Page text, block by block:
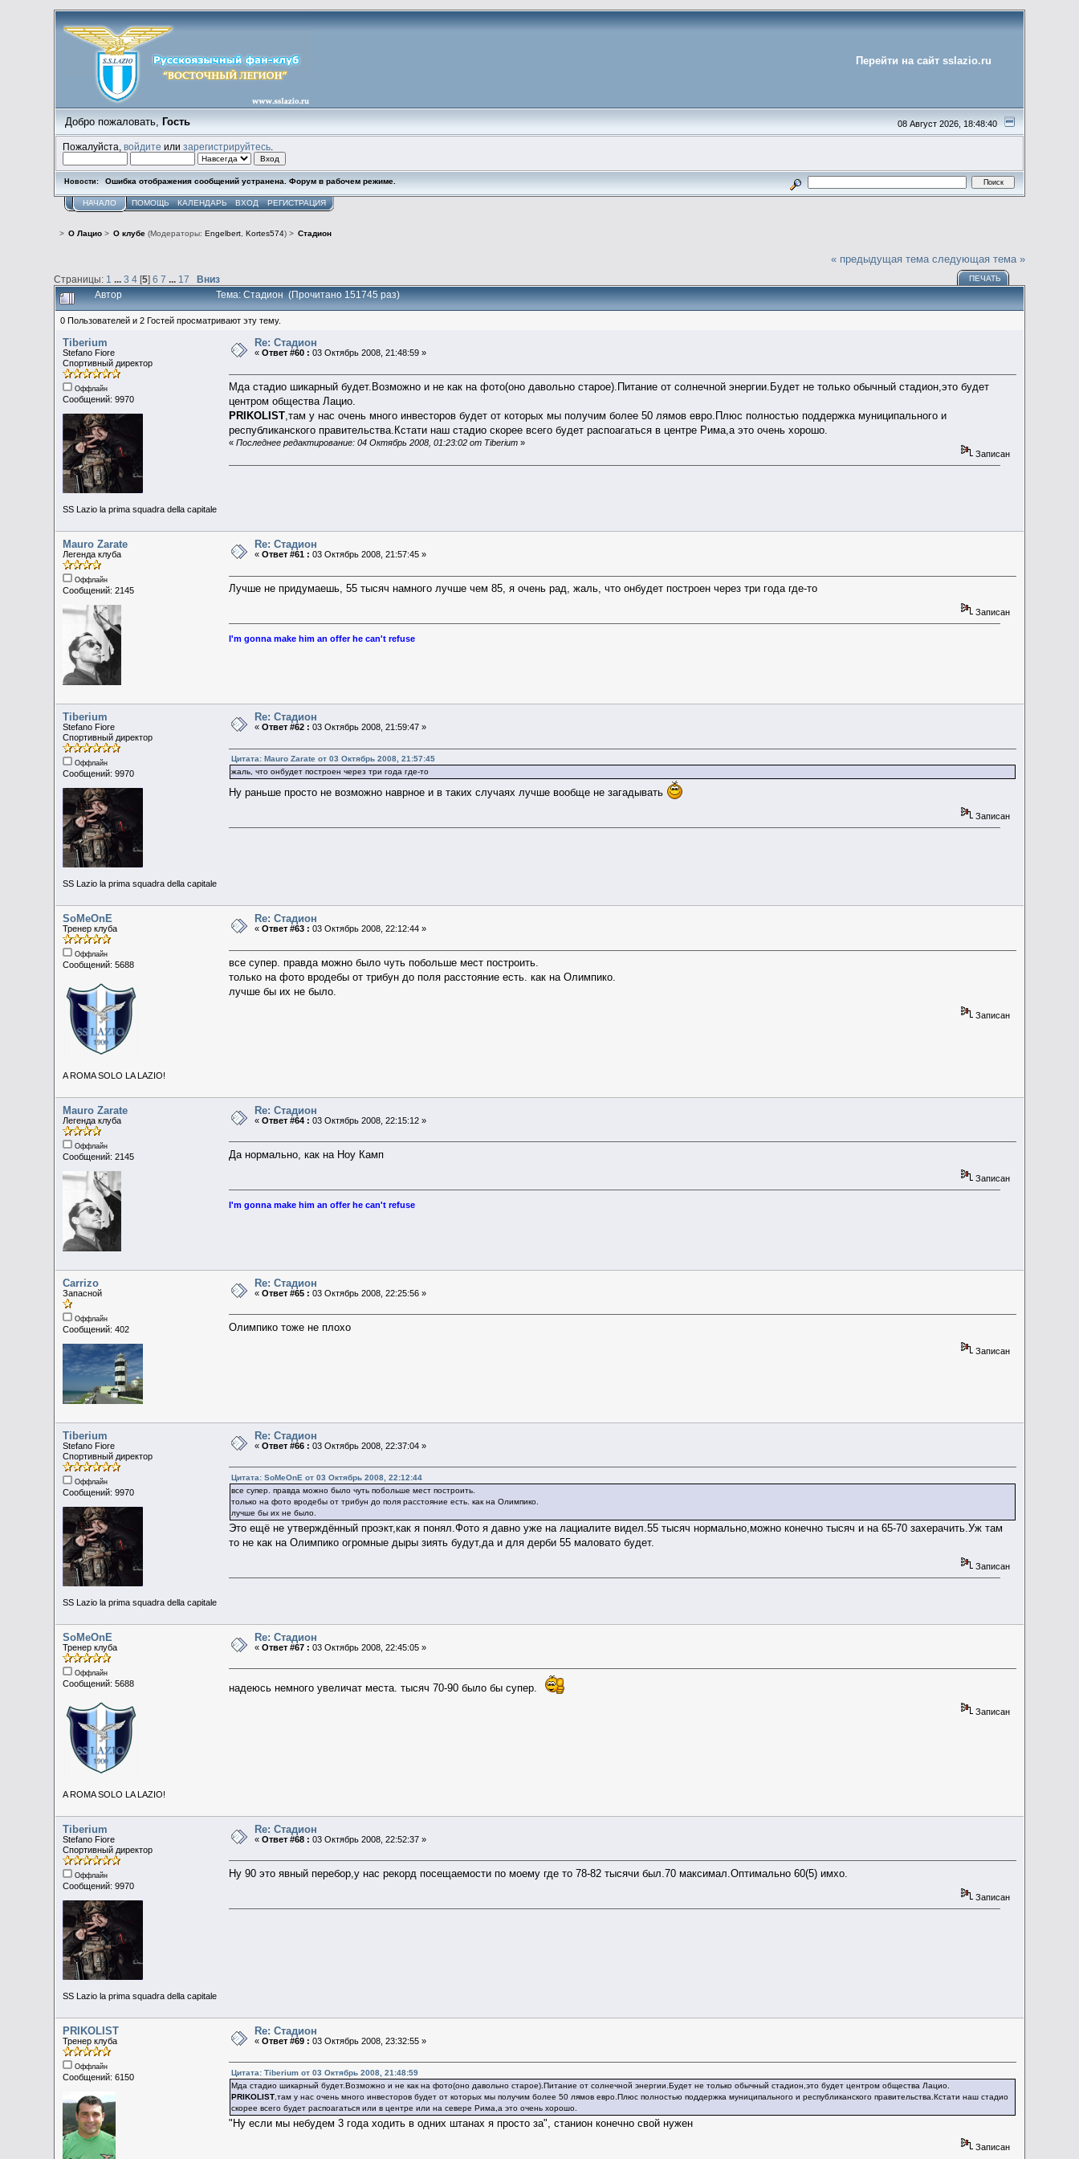
Перейти на сайт sslazio.ru
08 Август 2026, 18:48:40
Добро пожаловать, Гость
Пожалуйста,войдите илизарегистрируйтесь
Новости: Ошибка отображения сообщений устранена. Форум в рабочем режиме.
НАЧАЛО ПОМОЩЬ КАЛЕНДАРЬ ВХОД РЕГИСТРАЦИЯ
> О Лацио> О клубе(Модераторы: Engelbert, Kortes574) > Стадион
« предыдущая тема следующая тема »
Страницы: 1 ...3 4 [5]6 7 17 Вниз ПЕЧАТЬ
Автор Тема: Стадион (Прочитано 151745 раз)
0 Пользователей и 2 Гостей просматривают эту тему.
Tiberium
Stefano Fiore
Спортивный директор
Оффлайн
Сообщений: 9970
SS Lazio la prima squadra della capitale
Re: Стадион
«Ответ #60 : 03 Октябрь 2008, 21:48:59 »
Мда стадио шикарный будет.Возможно и не как на фото(оно давольно старое).Питание от солнечной энергии.Будет не только обычный стадион,это будет
центром общества Лацио.
PRIKOLIST,там у нас очень много инвесторов будет от которых мы получим более 50 лямов евро.Плюс полностью поддержка муниципального и
республиканского правительства.Кстати наш стадио скорее всего будет распоагаться в центре Рима,а это очень хорошо.
« Последнее редактирование: 04 Октябрь 2008, 01:23:02 от Tiberium»
Записан
Mauro Zarate
Легенда клуба
Оффлайн
Сообщений: 2145
Re: Стадион
«Ответ #61 : 03 Октябрь 2008, 21:57:45 »
Лучше не придумаешь, 55 тысяч намного лучше чем 85, я очень рад, жаль, что онбудет построен через три года где-то
Записан
I'm gonna make him an offer he can't refuse
Tiberium
Stefano Fiore
Спортивный директор
Оффлайн
Сообщений: 9970
SS Lazio la prima squadra della capitale
Re: Стадион
«Ответ #62 : 03 Октябрь 2008, 21:59:47 »
Цитата: Mauro Zarate от 03 Октябрь 2008, 21:57:45
жаль, что онбудет построен через три года где-то
Ну раньше просто не возможно наврное и в таких случаях лучше вообще не загадывать
Записан
SoMeOnE
Тренер клуба
Оффлайн
Сообщений: 5688
A ROMA SOLO LA LAZIO!
Re: Стадион
«Ответ #63 : 03 Октябрь 2008, 22:12:44 »
все супер. правда можно было чуть побольше мест построить.
только на фото вродебы от трибун до поля расстояние есть. как на Олимпико.
лучше бы их не было.
Записан
Mauro Zarate
Легенда клуба
Оффлайн
Сообщений: 2145
Re: Стадион
«Ответ #64 : 03 Октябрь 2008, 22:15:12 »
Да нормально, как на Ноу Камп
Записан
I'm gonna make him an offer he can't refuse
Carrizo
Запасной
Оффлайн
Сообщений: 402
Re: Стадион
«Ответ #65 : 03 Октябрь 2008, 22:25:56 »
Олимпико тоже не плохо
Записан
Tiberium
Stefano Fiore
Спортивный директор
Оффлайн
Сообщений: 9970
SS Lazio la prima squadra della capitale
Re: Стадион
«Ответ #66 : 03 Октябрь 2008, 22:37:04 »
Цитата: SoMeOnE от 03 Октябрь 2008, 22:12:44
все супер. правда можно было чуть побольше мест построить.
только на фото вродебы от трибун до поля расстояние есть. как на Олимпико.
лучше бы их не было.
Это ещё не утверждённый проэкт,как я понял.Фото я давно уже на лациалите видел.55 тысяч нормально,можно конечно тысяч и на 65-70 захерачить.Уж там
то не как на Олимпико огромные дыры зиять будут,да и для дерби 55 маловато будет.
Записан
SoMeOnE
Тренер клуба
Оффлайн
Сообщений: 5688
A ROMA SOLO LA LAZIO!
Re: Стадион
«Ответ #67 : 03 Октябрь 2008, 22:45:05 »
надеюсь немного увеличат места. тысяч 70-90 было бы супер.
Записан
Tiberium
Stefano Fiore
Спортивный директор
Оффлайн
Сообщений: 9970
SS Lazio la prima squadra della capitale
Re: Стадион
«Ответ #68 : 03 Октябрь 2008, 22:52:37 »
Ну 90 это явный перебор,у нас рекорд посещаемости по моему где то 78-82 тысячи был.70 максимал.Оптимально 60(5) имхо.
Записан
PRIKOLIST
Тренер клуба
Оффлайн
Сообщений: 6150
Re: Стадион
«Ответ #69 : 03 Октябрь 2008, 23:32:55 »
Цитата: Tiberium от 03 Октябрь 2008, 21:48:59
Мда стадио шикарный будет.Возможно и не как на фото(оно давольно старое).Питание от солнечной энергии.Будет не только обычный стадион,это будет центром общества Лацио.
PRIKOLIST,там у нас очень много инвесторов будет от которых мы получим более 50 лямов евро.Плюс полностью поддержка муниципального и республиканского правительства.Кстати наш стадио
скорее всего будет распоагаться или в центре или на севере Рима,а это очень хорошо.
"Ну если мы небудем 3 года ходить в одних штанах я просто за", станион конечно свой нужен
Записан